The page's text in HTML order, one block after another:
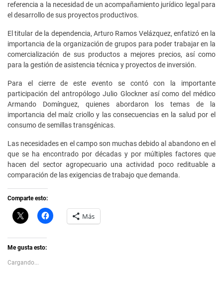
referencia a la necesidad de un acompañamiento jurídico legal para
el desarrollo de sus proyectos productivos.
El titular de la dependencia, Arturo Ramos Velázquez, enfatizó en la
importancia de la organización de grupos para poder trabajar en la
comercialización de sus productos a mejores precios, así como
para la gestión de asistencia técnica y proyectos de inversión.
Para el cierre de este evento se contó con la importante
participación del antropólogo Julio Glockner así como del médico
Armando Domínguez, quienes abordaron los temas de la
importancia del maíz criollo y las consecuencias en la salud por el
consumo de semillas transgénicas.
Las necesidades en el campo son muchas debido al abandono en el
que se ha encontrado por décadas y por múltiples factores que
hacen del sector agropecuario una actividad poco redituable a
comparación de las exigencias de trabajo que demanda.
Comparte esto:
C
l
k
t
s
h
H
a Más
Me gusta esto:
Cargando...